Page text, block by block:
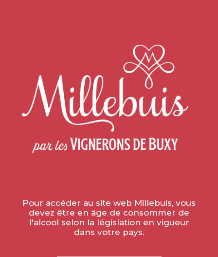
Pour accéder au site web Millebuis, vous
devez être en âge de consommer de
l'alcool selon la législation en vigueur
dans votre pays.